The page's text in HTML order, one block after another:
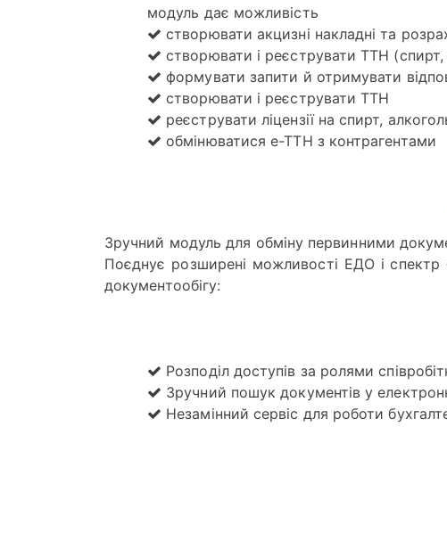
модуль дає можливість
створювати акцизні накладні та
створювати і реєструвати ТТН (спирт,
формувати запити й отримувати
створювати і реєструвати ТТН
реєструвати ліцензії на спирт,
обмінюватися е-ТТН з контрагентами
Зручний модуль для обміну первинними
Поєднує розширені можливості ЕДО і
документообігу:
Розподіл доступів за ролями
Зручний пошук документів у
Незамінний сервіс для роботи